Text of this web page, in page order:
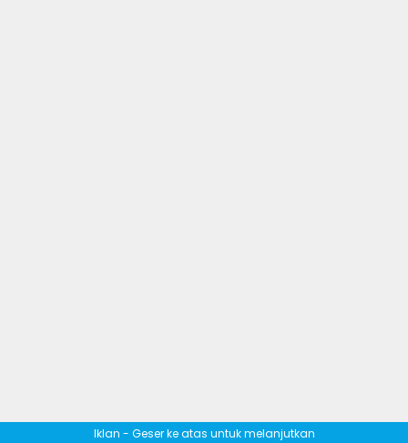
Iklan - Geser ke atas untuk melanjutkan